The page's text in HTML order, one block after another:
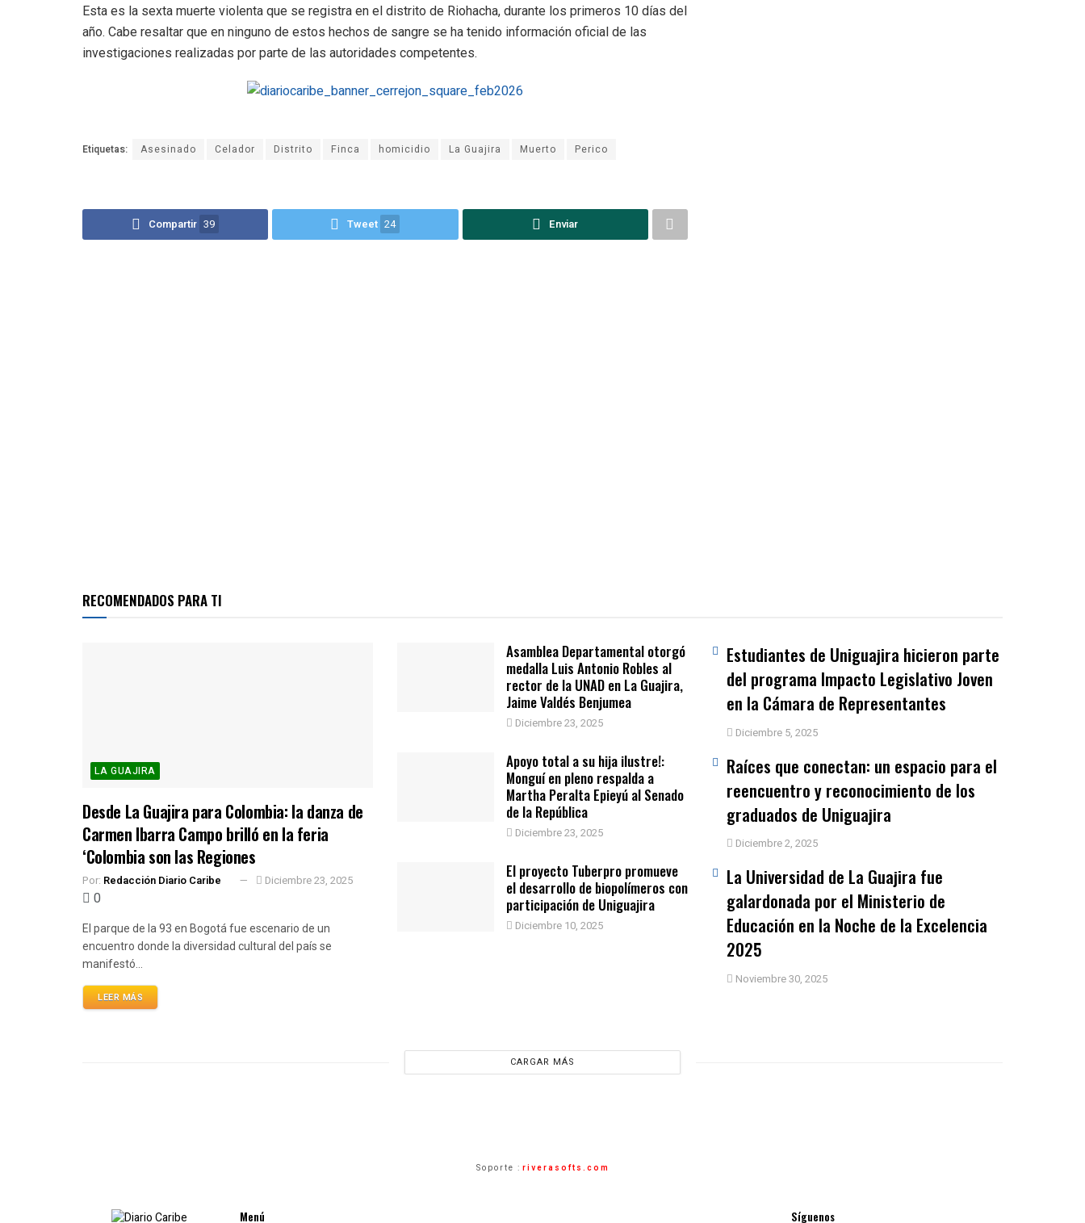
Esta es la sexta muerte violenta que se registra en el distrito de Riohacha, durante los primeros 10 días del
año. Cabe resaltar que en ninguno de estos hechos de sangre se ha tenido información oficial de las
investigaciones realizadas por parte de las autoridades competentes.
Etiquetas: Asesinado Celador Distrito Finca homicidio La Guajira Muerto Perico
Compartir 39 Tweet 24 Enviar
RECOMENDADOS PARA TI
LA GUAJIRA
Desde La Guajira para Colombia: la danza de
Carmen Ibarra Campo brilló en la feria
‘Colombia son las Regiones
Por: Redacción Diario Caribe Diciembre 23, 2025
0
El parque de la 93 en Bogotá fue escenario de un
encuentro donde la diversidad cultural del país se
manifestó...
LEER MÁS
Asamblea Departamental otorgó
medalla Luis Antonio Robles al
rector de la UNAD en La Guajira,
Jaime Valdés Benjumea
Diciembre 23, 2025
Apoyo total a su hija ilustre!:
Monguí en pleno respalda a
Martha Peralta Epieyú al Senado
de la República
Diciembre 23, 2025
El proyecto Tuberpro promueve
el desarrollo de biopolímeros con
participación de Uniguajira
Diciembre 10, 2025
Estudiantes de Uniguajira hicieron parte
del programa Impacto Legislativo Joven
en la Cámara de Representantes
Diciembre 5, 2025
Raíces que conectan: un espacio para el
reencuentro y reconocimiento de los
graduados de Uniguajira
Diciembre 2, 2025
La Universidad de La Guajira fue
galardonada por el Ministerio de
Educación en la Noche de la Excelencia
2025
Noviembre 30, 2025
CARGAR MÁS
Soporte : riverasofts.com
Menú Síguenos